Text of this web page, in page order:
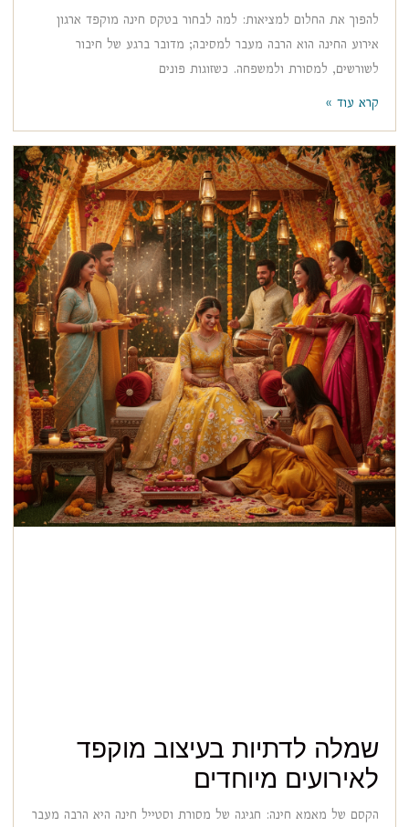
להפוך את החלום למציאות: למה לבחור בטקס חינה מוקפד ארגון
אירוע החינה הוא הרבה מעבר למסיבה; מדובר ברגע של חיבור
לשורשים, למסורת ולמשפחה. כשזוגות פונים
קרא עוד »
שמלה לדתיות בעיצוב מוקפד
לאירועים מיוחדים
הקסם של מאמא חינה: חגיגה של מסורת וסטייל חינה היא הרבה מעבר